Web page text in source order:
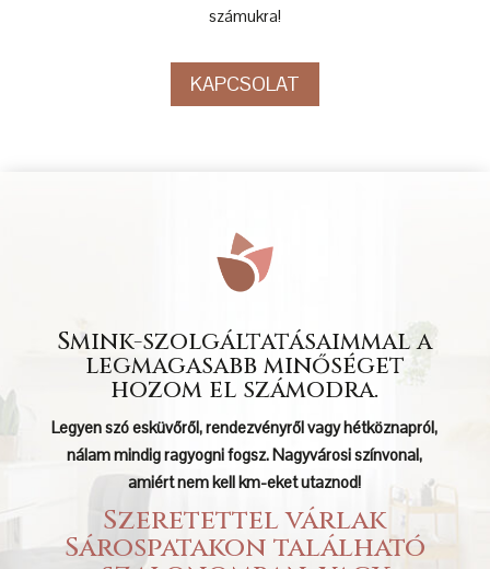
számukra!
KAPCSOLAT
Smink-szolgáltatásaimmal a
legmagasabb minőséget
hozom el számodra.
Legyen szó esküvőről, rendezvényről vagy hétköznapról,
nálam mindig ragyogni fogsz. Nagyvárosi színvonal,
amiért nem kell km-eket utaznod!
Szeretettel várlak
Sárospatakon található